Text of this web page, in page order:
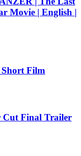
Movie | English |
Film
Cut Final Trailer